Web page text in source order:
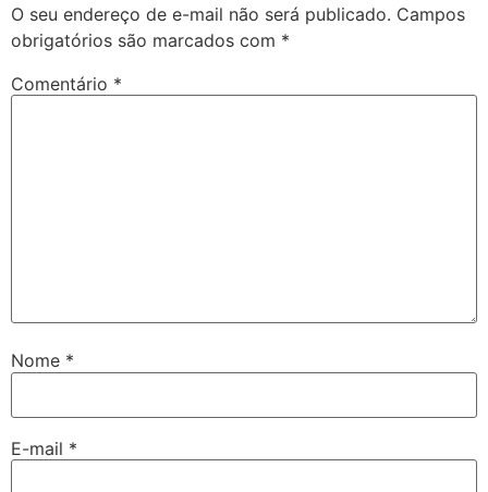
O seu endereço de e-mail não será publicado. Campos
obrigatórios são marcados com *
Comentário *
Nome *
E-mail *